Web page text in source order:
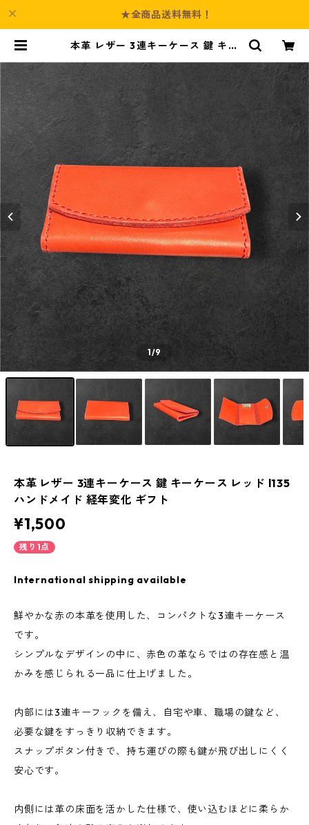
★全商品送料無料！
本革 レザー 3連キーケース 鍵 キー
年変化 ギフト | Culture-Booth
1/9
本革 レザー 3連キーケース 鍵 キーケース レッド l135
ハンドメイド 経年変化 ギフト
¥1,500
残り1点
International shipping available
鮮やかな赤の本革を使用した、コンパクトな3連キーケース
です。
シンプルなデザインの中に、赤色の革ならではの存在感と温
かみを感じられる一品に仕上げました。
内部には3連キーフックを備え、自宅や車、職場の鍵など、
必要な鍵をすっきり収納できます。
スナップボタン付きで、持ち運びの際も鍵が飛び出しにくく
安心です。
内側には革の床面を活かした仕様で、使い込むほどに柔らか